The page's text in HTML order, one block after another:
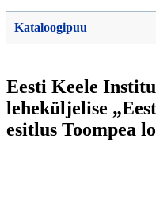
Kataloogipuu
Eesti Keele
leheküljelise
esitlus Toompea